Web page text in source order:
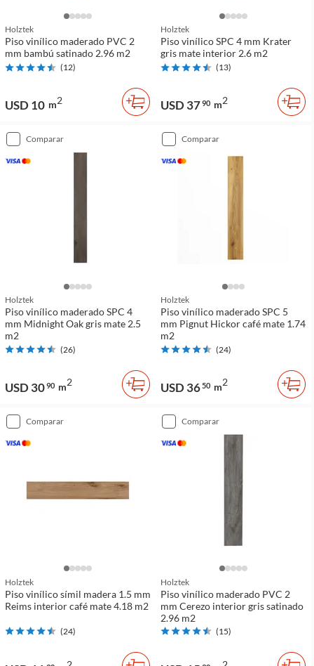
Holztek
Piso vinílico maderado PVC 2
mm bambú satinado 2.96 m2
(12)
USD 10 m2
Holztek
Piso vinílico SPC 4 mm Krater
gris mate interior 2.6 m2
(13)
USD 3790 m2
comparar
Holztek
Piso vinílico maderado SPC 4
mm Midnight Oak gris mate 2.5
m2
(26)
USD 3090 m2
comparar
Holztek
Piso vinílico maderado SPC 5
mm Pignut Hickor café mate 1.74
m2
(24)
USD 36 50 m2
comparar
Holztek
Piso vinílico símil madera 1.5 mm
Reims interior café mate 4.18 m2
(24)
comparar
Holztek
Piso vinílico maderado PVC 2
mm Cerezo interior gris satinado
2.96 m2
(15)